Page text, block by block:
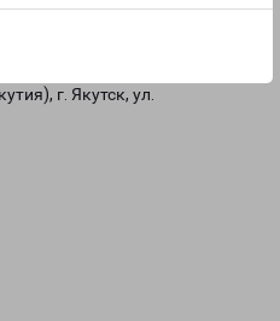
г. Якутск, ул.